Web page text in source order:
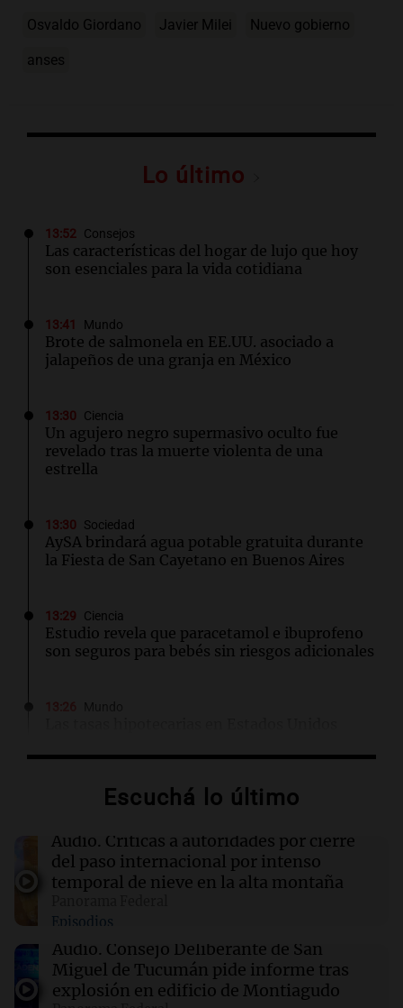
Osvaldo Giordano Javier Milei Nuevo gobierno
anses
Lo último
13:52 Consejos
Las características del hogar de lujo que hoy
son esenciales para la vida cotidiana
13:41 Mundo
Brote de salmonela en EE.UU. asociado a
jalapeños de una granja en México
13:30 Ciencia
Un agujero negro supermasivo oculto fue
revelado tras la muerte violenta de una
estrella
13:30 Sociedad
AySA brindará agua potable gratuita durante
la Fiesta de San Cayetano en Buenos Aires
13:29 Ciencia
Estudio revela que paracetamol e ibuprofeno
son seguros para bebés sin riesgos adicionales
compra de viviendas
Desarticulan red criminal entre Ecuador y
Chile dedicada al tráfico de armas y extorsión
Así se celebrará San Cayetano en Rosario:
horarios, procesión y marcha
13:18 Congreso Aapresid 2026
Escuchá lo último
Audio. Críticas a autoridades por cierre
del paso internacional por intenso
temporal de nieve en la alta montaña
Episodios
Audio. Consejo Deliberante de San
Miguel de Tucumán pide informe tras
explosión en edificio de Montiagudo